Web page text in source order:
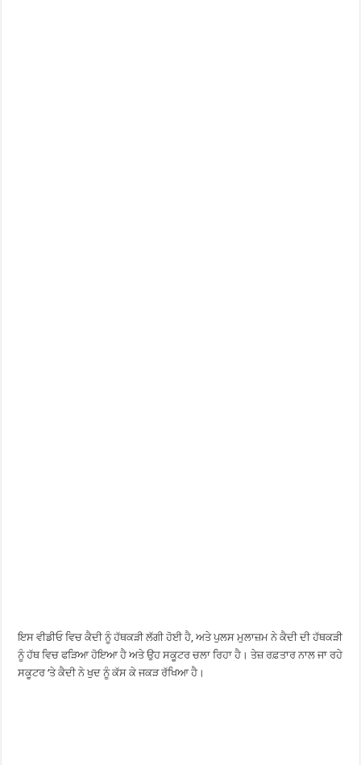
ਇਸ ਵੀਡੀਓ ਵਿਚ ਕੈਦੀ ਨੂੰ ਹੱਥਕੜੀ ਲੱਗੀ ਹੋਈ ਹੈ, ਅਤੇ ਪੁਲਸ ਮੁਲਾਜ਼ਮ ਨੇ ਕੈਦੀ ਦੀ ਹੱਥਕੜੀ
ਨੂੰ ਹੱਥ ਵਿਚ ਫੜਿਆ ਹੋਇਆ ਹੈ ਅਤੇ ਉਹ ਸਕੂਟਰ ਚਲਾ ਰਿਹਾ ਹੈ। ਤੇਜ਼ ਰਫ਼ਤਾਰ ਨਾਲ ਜਾ ਰਹੇ
ਸਕੂਟਰ ‘ਤੇ ਕੈਦੀ ਨੇ ਖੁਦ ਨੂੰ ਕੱਸ ਕੇ ਜਕੜ ਰੱਖਿਆ ਹੈ।